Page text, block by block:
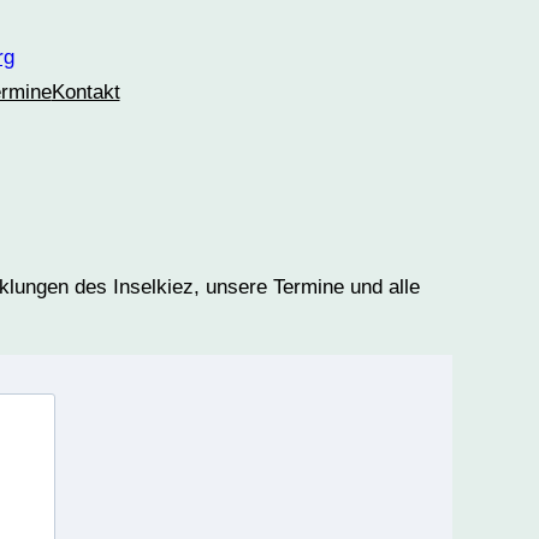
Kontakt
des Inselkiez, unsere Termine und alle